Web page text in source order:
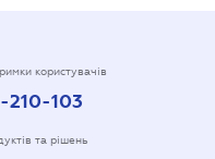
користувачів
103
та рішень